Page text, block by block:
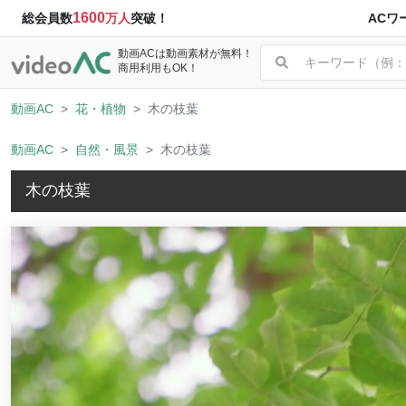
総会員数1600万人突破！ ACワ
動画ACは動画素材が無料！
商用利用もOK！
動画AC 花・植物 木の枝葉
動画AC 自然・風景 木の枝葉
木の枝葉